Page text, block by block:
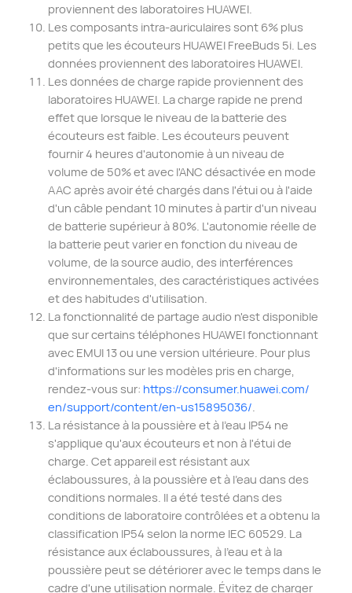
proviennent des laboratoires HUAWEI.
Les composants intra-auriculaires sont 6% plus
petits que les écouteurs HUAWEI FreeBuds 5i. Les
données proviennent des laboratoires HUAWEI.
Les données de charge rapide proviennent des
laboratoires HUAWEI. La charge rapide ne prend
effet que lorsque le niveau de la batterie des
écouteurs est faible. Les écouteurs peuvent
fournir 4 heures d'autonomie à un niveau de
volume de 50% et avec l'ANC désactivée en mode
AAC après avoir été chargés dans l'étui ou à l'aide
d'un câble pendant 10 minutes à partir d'un niveau
de batterie supérieur à 80%. L'autonomie réelle de
la batterie peut varier en fonction du niveau de
volume, de la source audio, des interférences
environnementales, des caractéristiques activées
et des habitudes d'utilisation.
La fonctionnalité de partage audio n'est disponible
que sur certains téléphones HUAWEI fonctionnant
avec EMUI 13 ou une version ultérieure. Pour plus
d'informations sur les modèles pris en charge,
rendez-vous sur: https://consumer.huawei.com/
en/support/content/en-us15895036/.
La résistance à la poussière et à l'eau IP54 ne
s'applique qu'aux écouteurs et non à l'étui de
charge. Cet appareil est résistant aux
éclaboussures, à la poussière et à l'eau dans des
conditions normales. Il a été testé dans des
conditions de laboratoire contrôlées et a obtenu la
classification IP54 selon la norme IEC 60529. La
résistance aux éclaboussures, à l'eau et à la
poussière peut se détériorer avec le temps dans le
cadre d'une utilisation normale. Évitez de charger